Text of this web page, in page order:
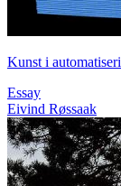
Kunst i
Essay
Eivind Røssaak